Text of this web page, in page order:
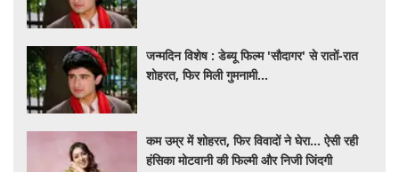
जन्मदिन विशेष : डेब्यू फिल्म 'सौदागर' से रातों-रात
शोहरत, फिर मिली गुमनामी...
कम उम्र में शोहरत, फिर विवादों ने घेरा… ऐसी रही
हंसिका मोटवानी की फिल्मी और निजी जिंदगी